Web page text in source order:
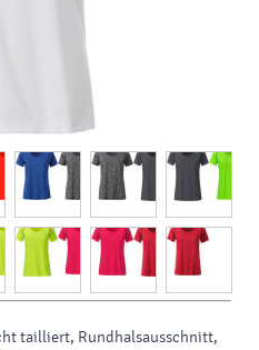
tailliert, Rundhalsausschnitt,